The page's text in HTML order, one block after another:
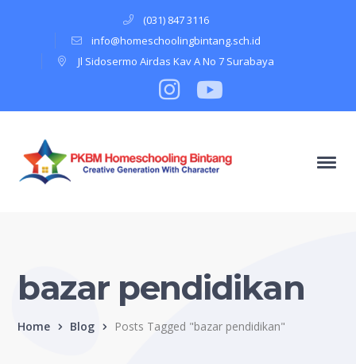
(031) 847 3116
info@homeschoolingbintang.sch.id
Jl Sidosermo Airdas Kav A No 7 Surabaya
Instagram
Profile
Youtube
bazar pendidikan
Home Blog Posts Tagged "bazar pendidikan"